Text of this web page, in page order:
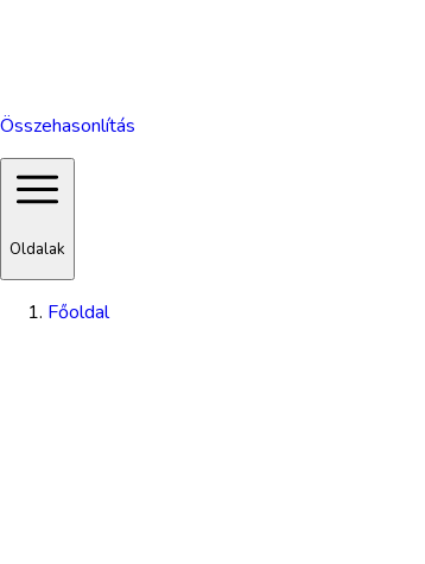
Összehasonlítás
Oldalak
Főoldal